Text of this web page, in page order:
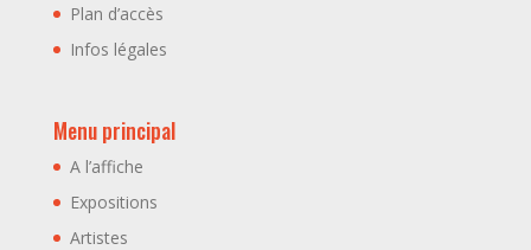
Plan d’accès
Infos légales
Menu principal
A l’affiche
Expositions
Artistes